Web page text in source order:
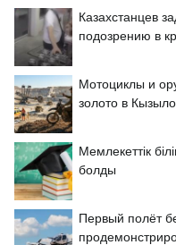
Казахстанцев
подозрению в
Мотоциклы и
золото в
Мемлекеттік
болды
Первый полёт